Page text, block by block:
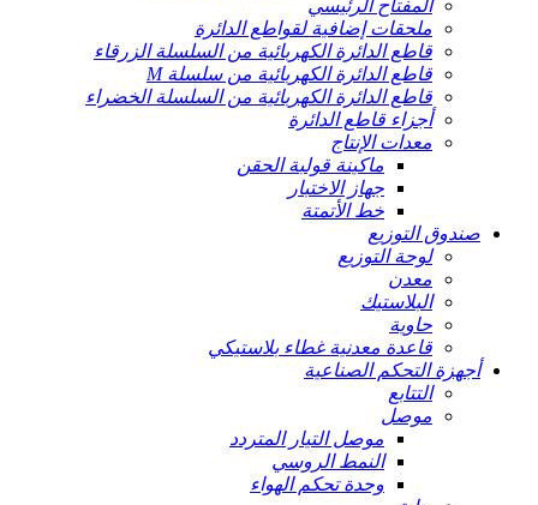
المفتاح الرئيسي
ملحقات إضافية لقواطع الدائرة
قاطع الدائرة الكهربائية من السلسلة الزرقاء
قاطع الدائرة الكهربائية من سلسلة M
قاطع الدائرة الكهربائية من السلسلة الخضراء
أجزاء قاطع الدائرة
معدات الإنتاج
ماكينة قولبة الحقن
جهاز الاختبار
خط الأتمتة
صندوق التوزيع
لوحة التوزيع
معدن
البلاستيك
حاوية
قاعدة معدنية غطاء بلاستيكي
أجهزة التحكم الصناعية
التتابع
موصل
موصل التيار المتردد
النمط الروسي
وحدة تحكم الهواء